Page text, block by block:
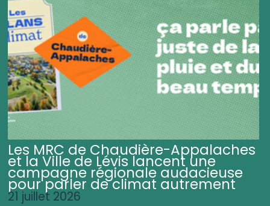
Les MRC de Chaudière-Appalaches
et la Ville de Lévis lancent une
campagne régionale audacieuse
pour parler de climat autrement
21 juillet 2026